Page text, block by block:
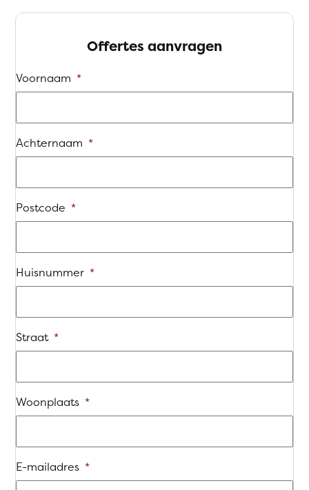
Offertes aanvragen
Voornaam *
Achternaam *
Postcode *
Huisnummer *
Straat *
Woonplaats *
E-mailadres *